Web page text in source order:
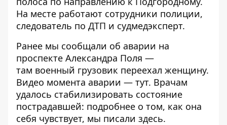
На месте работают сотрудники полиции,
следователь по ДТП и судмедэксперт.
Ранее мы сообщали об аварии на
проспекте Александра Поля —
там военный грузовик переехал женщину.
Видео момента аварии — тут. Врачам
удалось стабилизировать состояние
пострадавшей: подробнее о том, как она
себя чувствует, мы писали здесь.